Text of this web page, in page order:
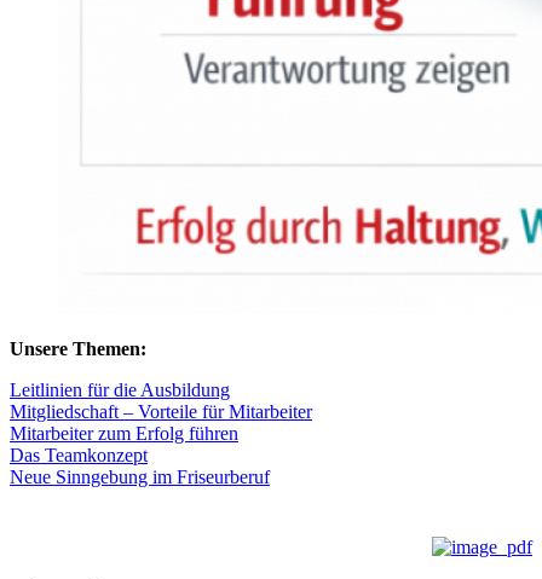
Unsere Themen:
Leitlinien für die Ausbildung
Mitgliedschaft – Vorteile für Mitarbeiter
Mitarbeiter zum Erfolg führen
Das Teamkonzept
Neue Sinngebung im Friseurberuf